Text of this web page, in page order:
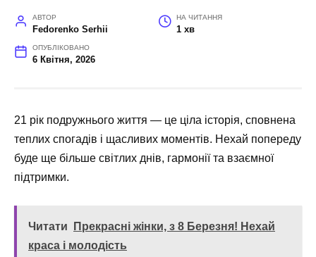
АВТОР
Fedorenko Serhii
НА ЧИТАННЯ
1 хв
ОПУБЛІКОВАНО
6 Квітня, 2026
21 рік подружнього життя — це ціла історія, сповнена
теплих спогадів і щасливих моментів. Нехай попереду
буде ще більше світлих днів, гармонії та взаємної
підтримки.
Читати
Прекрасні жінки, з 8 Березня! Нехай
краса і молодість